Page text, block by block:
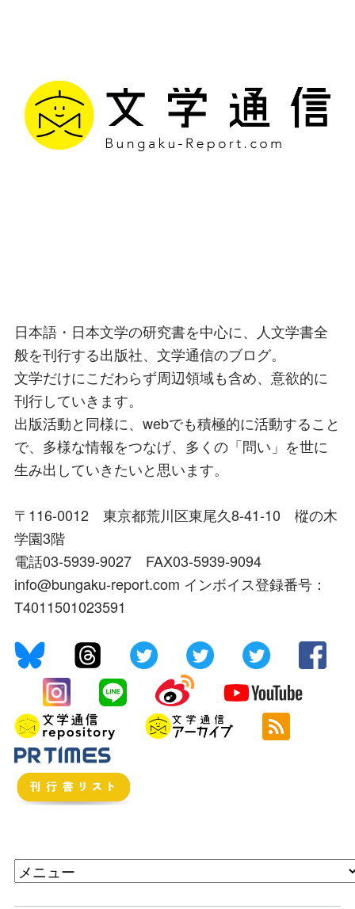
日本語・日本文学の研究書を中心に、人文学書全
般を刊行する出版社、文学通信のブログ。
文学だけにこだわらず周辺領域も含め、意欲的に
刊行していきます。
出版活動と同様に、webでも積極的に活動すること
で、多様な情報をつなげ、多くの「問い」を世に
生み出していきたいと思います。
〒116-0012 東京都荒川区東尾久8-41-10 樅の木
学園3階
電話03-5939-9027 FAX03-5939-9094
info@bungaku-report.com インボイス登録番号：
T4011501023591